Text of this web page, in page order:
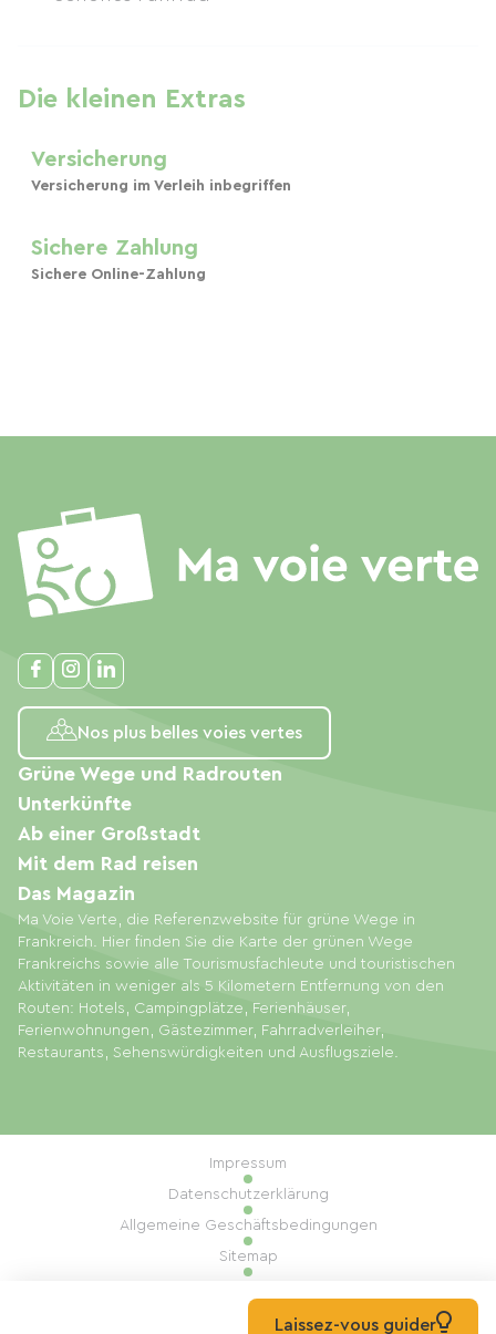
Die kleinen Extras
Versicherung
Versicherung im Verleih inbegriffen
Sichere Zahlung
Sichere Online-Zahlung
Nos plus belles voies vertes
Ma Voie Verte, die Referenzwebsite für grüne Wege in
Frankreich. Hier finden Sie die Karte der grünen Wege
Frankreichs sowie alle Tourismusfachleute und touristischen
Aktivitäten in weniger als 5 Kilometern Entfernung von den
Routen: Hotels, Campingplätze, Ferienhäuser,
Ferienwohnungen, Gästezimmer, Fahrradverleiher,
Restaurants, Sehenswürdigkeiten und Ausflugsziele.
Grüne Wege und Radrouten
Unterkünfte
Ab einer Großstadt
Mit dem Rad reisen
Das Magazin
Impressum
Datenschutzerklärung
Allgemeine Geschäftsbedingungen
Sitemap
Umsetzung: Mill, PrivasLaissez-vous guider